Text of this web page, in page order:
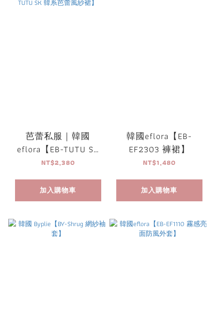
芭蕾私服｜韓國
eflora【EB-TUTU SK
韓系芭蕾風紗裙】
NT$2,380
加入購物車
韓國eflora【EB-
EF2303 褲裙】
NT$1,480
加入購物車